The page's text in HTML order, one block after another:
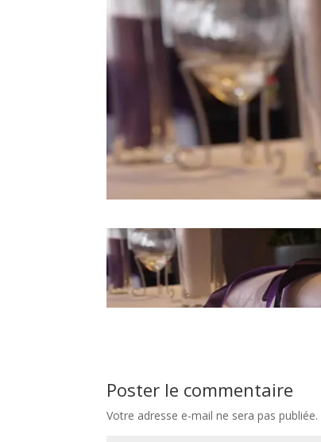
Poster le commentaire
Votre adresse e-mail ne sera pas publiée.